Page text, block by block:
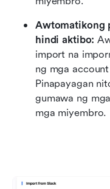
Awtomatikong
hindi aktibo:
import na
ng mga
Pinapayagan
gumawa ng
mga miyembro.